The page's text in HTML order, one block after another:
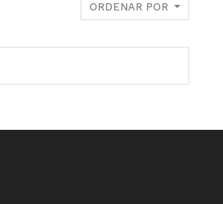
ORDENAR POR